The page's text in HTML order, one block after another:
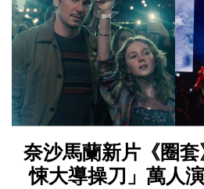
奈沙馬蘭新片《圈
悚大導操刀」萬人